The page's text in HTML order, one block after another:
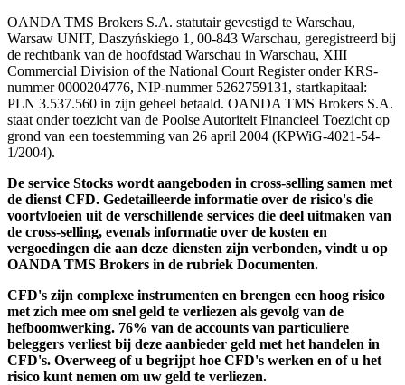
OANDA TMS Brokers S.A. statutair gevestigd te Warschau,
Warsaw UNIT, Daszyńskiego 1, 00-843 Warschau, geregistreerd bij
de rechtbank van de hoofdstad Warschau in Warschau, XIII
Commercial Division of the National Court Register onder KRS-
nummer 0000204776, NIP-nummer 5262759131, startkapitaal:
PLN 3.537.560 in zijn geheel betaald. OANDA TMS Brokers S.A.
staat onder toezicht van de Poolse Autoriteit Financieel Toezicht op
grond van een toestemming van 26 april 2004 (KPWiG-4021-54-
1/2004).
De service Stocks wordt aangeboden in cross-selling samen met
de dienst CFD. Gedetailleerde informatie over de risico's die
voortvloeien uit de verschillende services die deel uitmaken van
de cross-selling, evenals informatie over de kosten en
vergoedingen die aan deze diensten zijn verbonden, vindt u op
OANDA TMS Brokers in de rubriek Documenten.
CFD's zijn complexe instrumenten en brengen een hoog risico
met zich mee om snel geld te verliezen als gevolg van de
hefboomwerking. 76% van de accounts van particuliere
beleggers verliest bij deze aanbieder geld met het handelen in
CFD's. Overweeg of u begrijpt hoe CFD's werken en of u het
risico kunt nemen om uw geld te verliezen.